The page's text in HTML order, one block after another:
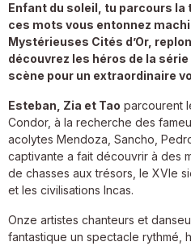
Enfant du soleil, tu parcours
ces mots vous entonnez
Mystérieuses Cités d’Or,
découvrez les héros de la
scène pour un extraordinaire
Esteban, Zia et Tao parcourent
Condor, à la recherche des
acolytes Mendoza, Sancho,
captivante a fait découvrir à des
de chasses aux trésors, le XVIe
et les civilisations Incas.
Onze artistes chanteurs et
fantastique un spectacle rythmé,